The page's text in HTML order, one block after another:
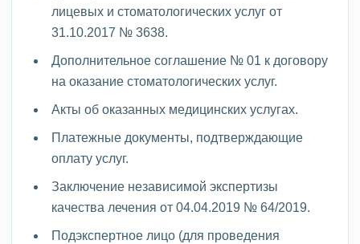
лицевых и стоматологических услуг от
31.10.2017 № 3638.
Дополнительное соглашение № 01 к договору
на оказание стоматологических услуг.
Акты об оказанных медицинских услугах.
Платежные документы, подтверждающие
оплату услуг.
Заключение независимой экспертизы
качества лечения от 04.04.2019 № 64/2019.
Подэкспертное лицо (для проведения